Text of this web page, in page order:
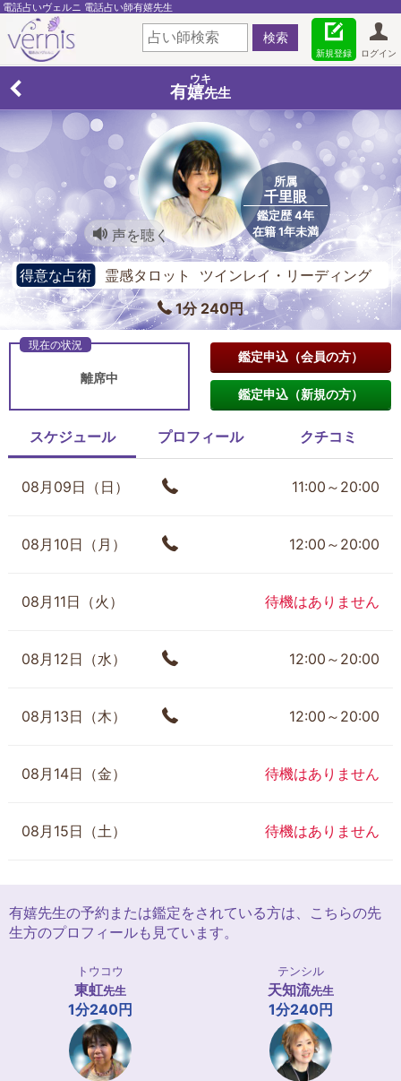
電話占いヴェルニ 電話占い師有嬉先生
ログイン
新規登録
ウキ
有嬉先生
所属
千里眼
鑑定歴 4年
在籍 1年未満
声を聴く
得意な占術
霊感タロット ツインレイ・リーディング
チャネリング
1分 240円
離席中
鑑定申込（会員の方）
鑑定申込（新規の方）
スケジュール プロフィール クチコミ
08月09日（日） 11:00～20:00
08月10日（月） 12:00～20:00
08月11日（火） 待機はありません
08月12日（水） 12:00～20:00
08月13日（木） 12:00～20:00
08月14日（金） 待機はありません
08月15日（土） 待機はありません
有嬉先生の予約または鑑定をされている方は、こちらの先
生方のプロフィールも見ています。
トウコウ
東虹先生
1分240円
テンシル
天知流先生
1分240円